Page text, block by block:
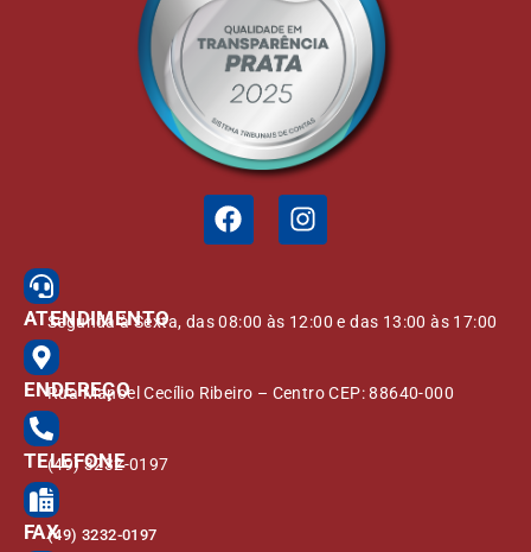
ATENDIMENTO
Segunda à Sexta, das 08:00 às 12:00 e das 13:00 às 17:00
ENDEREÇO
Rua Manoel Cecílio Ribeiro – Centro CEP: 88640-000
TELEFONE
(49) 3232-0197
FAX(49) 3232-0197